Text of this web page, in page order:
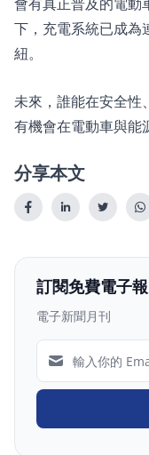
下，充電系統已成為
紐。
未來，誰能在安全性
有機會在電動車與能
分享本文
訂閱免費電子報
電子新聞月刊